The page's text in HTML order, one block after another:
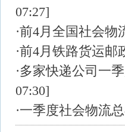
07:27]
·前4月全国社会物
·前4月铁路货运邮
·多家快递公司一
07:30]
·一季度社会物流